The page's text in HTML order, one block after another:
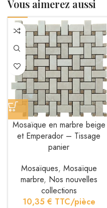
Vous aimerez aussi
Mosaïque en marbre beige
et Emperador – Tissage
panier
Mosaïques, Mosaïque
marbre, Nos nouvelles
collections
10,35 € TTC/pièce